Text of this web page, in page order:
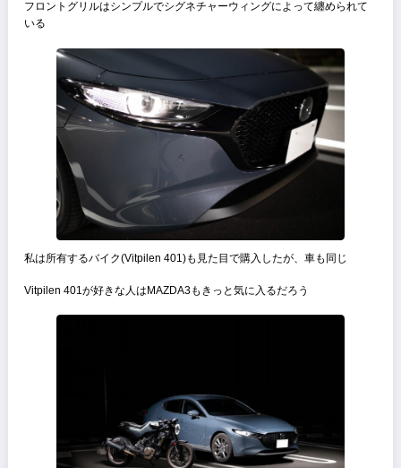
テールライトは4灯式で遠目で見てもMAZDA3だとわかるキャラクタ
ボディに映り込む景色は幾度となく歪み直線的なアンダーラインやド
ラインと対比する